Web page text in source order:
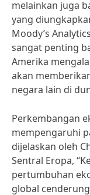
melainkan juga
yang
Moody’s
sangat penting
Amerika
akan
negara lain di
Perkembangan
mempengaruhi
dijelaskan oleh
Sentral Eropa,
pertumbuhan
global